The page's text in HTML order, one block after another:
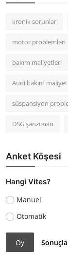
kronik sorunlar
motor problemleri
bakım maliyetleri
Audi bakım
süspansiyon
DSG şanzıman
Anket Köşesi
Hangi Vites?
Manuel
Otomatik
Oy